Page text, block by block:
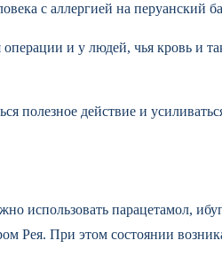
с аллергией на перуанский
и у людей, чья кровь и
полезное действие и
парацетамол,
Рея. При этом состоянии